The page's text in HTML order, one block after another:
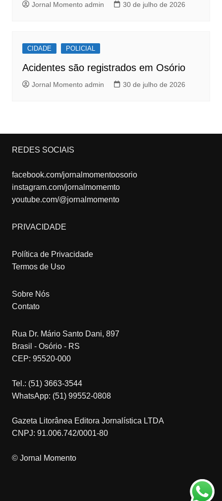
Jornal Momento admin 30 de julho de 2026
CIDADE POLICIAL
Acidentes são registrados em Osório
Jornal Momento admin 30 de julho de 2026
REDES SOCIAIS
facebook.com/jornalmomentoosorio
instagram.com/jornalmomemto
youtube.com/@jornalmomento
PRIVACIDADE
Política de Privacidade
Termos de Uso
Sobre Nós
Contato
Rua Dr. Mário Santo Dani, 897
Brasil - Osório - RS
CEP: 95520-000
Tel.: (51) 3663-3544
WhatsApp: (51) 99552-0808
Gazeta Litorânea Editora Jornalística LTDA
CNPJ: 91.006.742/0001-80
© Jornal Momento